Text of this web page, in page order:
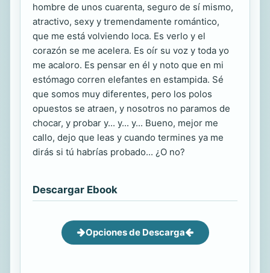
hombre de unos cuarenta, seguro de sí mismo,
atractivo, sexy y tremendamente romántico,
que me está volviendo loca. Es verlo y el
corazón se me acelera. Es oír su voz y toda yo
me acaloro. Es pensar en él y noto que en mi
estómago corren elefantes en estampida. Sé
que somos muy diferentes, pero los polos
opuestos se atraen, y nosotros no paramos de
chocar, y probar y... y... y... Bueno, mejor me
callo, dejo que leas y cuando termines ya me
dirás si tú habrías probado... ¿O no?
Descargar Ebook
Opciones de Descarga